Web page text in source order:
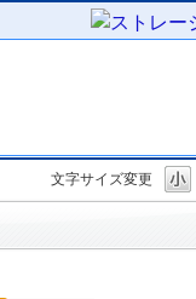
文字サイズ変更